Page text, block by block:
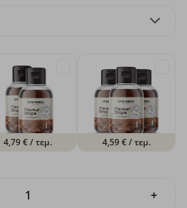
4,79 €/ τεμ. 4,59 €/ τεμ.
+